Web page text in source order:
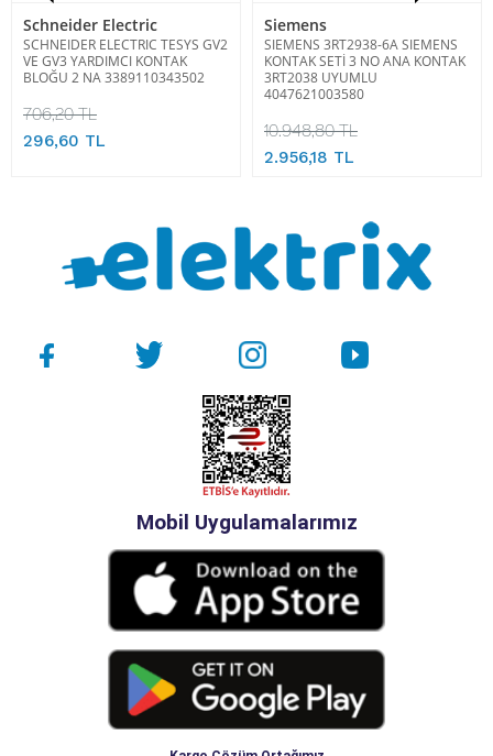
Schneider Electric
SCHNEIDER ELECTRIC TESYS GV2
VE GV3 YARDIMCI KONTAK
BLOĞU 2 NA 3389110343502
706,20 TL
296,60 TL
Siemens
SIEMENS 3RT2938-6A SIEMENS
KONTAK SETİ 3 NO ANA KONTAK
3RT2038 UYUMLU
4047621003580
10.948,80 TL
2.956,18 TL
Mobil Uygulamalarımız